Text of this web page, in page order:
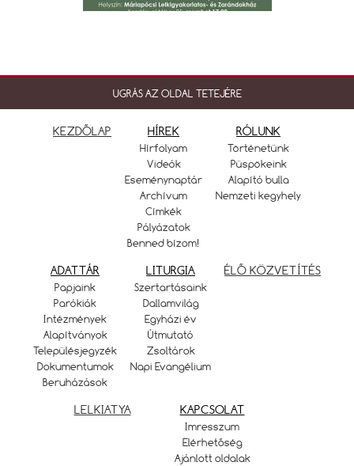
UGRÁS AZ OLDAL TETEJÉRE
KEZDŐLAP HÍREK
Hírfolyam
Videók
Eseménynaptár
Archívum
Címkék
Pályázatok
Benned bízom!
RÓLUNK
Történetünk
Püspökeink
Alapító bulla
Nemzeti kegyhely
ADATTÁR
Papjaink
Parókiák
Intézmények
Alapítványok
Településjegyzék
Dokumentumok
Beruházások
LITURGIA
Szertartásaink
Dallamvilág
Egyházi év
Útmutató
Zsoltárok
Napi Evangélium
ÉLŐ KÖZVETÍTÉS
LELKIATYA KAPCSOLAT
Imresszum
Elérhetőség
Ajánlott oldalak